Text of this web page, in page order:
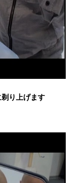
り上げます